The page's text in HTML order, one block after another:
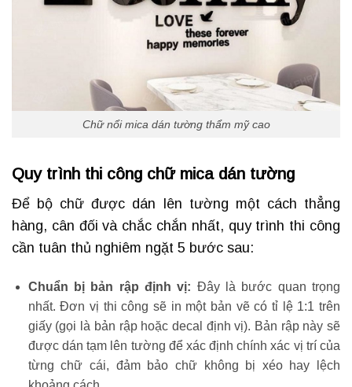
Chữ nổi mica dán tường thẩm mỹ cao
Quy trình thi công chữ mica dán tường
Để bộ chữ được dán lên tường một cách thẳng
hàng, cân đối và chắc chắn nhất, quy trình thi công
cần tuân thủ nghiêm ngặt 5 bước sau:
Chuẩn bị bản rập định vị: Đây là bước quan trọng
nhất. Đơn vị thi công sẽ in một bản vẽ có tỉ lệ 1:1 trên
giấy (gọi là bản rập hoặc decal định vị). Bản rập này sẽ
được dán tạm lên tường để xác định chính xác vị trí của
từng chữ cái, đảm bảo chữ không bị xéo hay lệch